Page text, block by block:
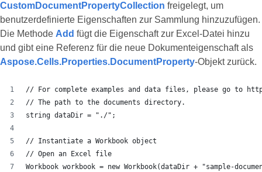
CustomDocumentPropertyCollection freigelegt, um
benutzerdefinierte Eigenschaften zur Sammlung hinzuzufügen.
Die Methode Add fügt die Eigenschaft zur Excel-Datei hinzu
und gibt eine Referenz für die neue Dokumenteigenschaft als
Aspose.Cells.Properties.DocumentProperty-Objekt zurück.
// For complete examples and data files, please go to
// The path to the documents directory.
string dataDir = "./";
// Instantiate a Workbook object
// Open an Excel file
Workbook workbook = new Workbook(dataDir + "sample-